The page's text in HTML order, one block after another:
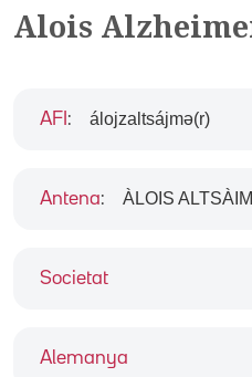
Alois
Societat
Alemanya
AFI : álojzaltsájmə(r)
Antena: ÀLOIS